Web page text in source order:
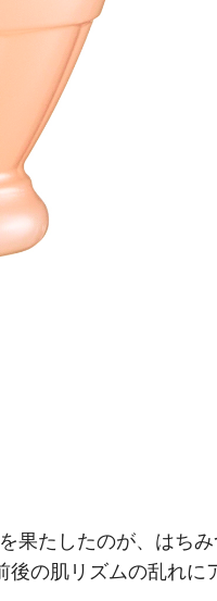
果たしたのが、はちみ
後の肌リズムの乱れに